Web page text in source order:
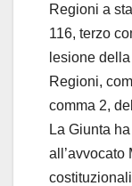
Regioni a
116, terzo
lesione
Regioni,
comma 2,
La Giunta
all’avvocato